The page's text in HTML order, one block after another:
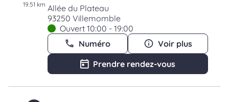
19.51 km Allée du Plateau
93250 Villemomble
Ouvert 10:00 - 19:00
Numéro
Voir plus
Prendre rendez-vous